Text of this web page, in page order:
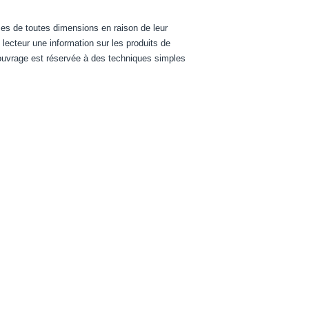
de toutes dimensions en raison de leur
une information sur les produits de
est réservée à des techniques simples